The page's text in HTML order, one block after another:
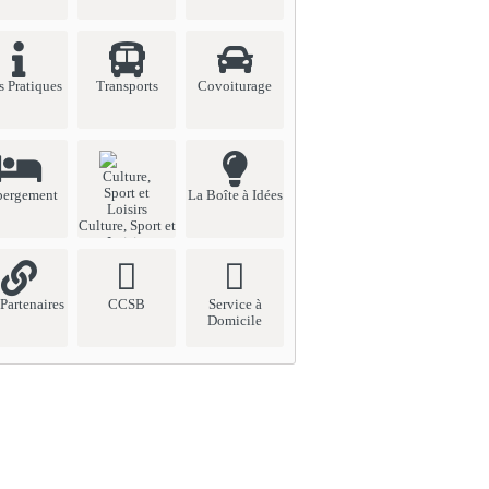
Pratiques Transports Covoiturage
Culture, Sport et
Loisirs
La Boîte à Idées
CCSB
Service à
Domicile